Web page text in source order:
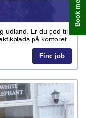
udland. Er du god til
på kontoret.
Find job